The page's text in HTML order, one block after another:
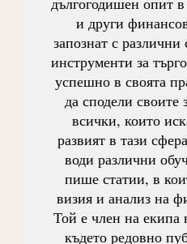
и други
запознат с
инструменти за
успешно в своята
да сподели
всички, които
развият в тази
води различни
пише статии, в
визия и анализ на
Той е член на екипа
където редовно